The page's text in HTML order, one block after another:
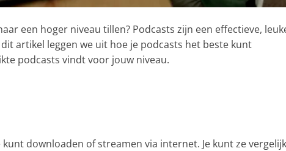
een hoger niveau tillen? Podcasts zijn een effectieve,
artikel leggen we uit hoe je podcasts het beste kunt
podcasts vindt voor jouw niveau.
downloaden of streamen via internet. Je kunt ze